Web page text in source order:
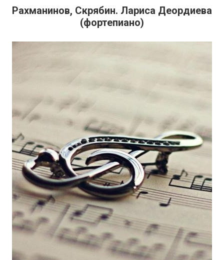
Рахманинов, Скрябин. Лариса Деордиева
(фортепиано)